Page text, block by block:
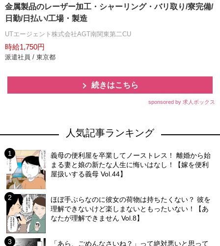
金属製品のレーザー加工・シャーリング・バリ取り/寮完備/
日勤/日払い/工場・製造
UTエージェント株式会社AGT南関東第二CU
時給1,750円
派遣社員 / 東京都
続きはこちら
sponsored by 求人ボックス
人気記事ランキング
義母の便利屋を卒業してノーストレス！ 離婚から始
まる妻と娘の新たな人生に悔いはなし！【嫁を便利
屋扱いする義母 Vol.44】
ほぼ手ぶらなのに彼女の荷物は持ちたくない？ 彼を
理解できないけど楽しまないともったいない！【あ
なたが理解できません Vol.8】
「あら、ごめんなさいね？」って絶対悪いと思って